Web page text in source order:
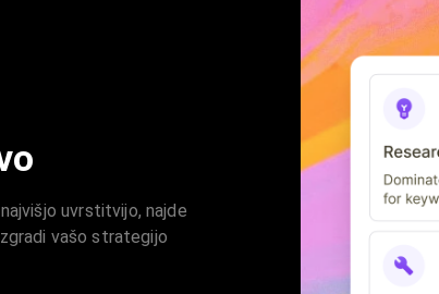
uvrstitvijo, najde
vašo strategijo